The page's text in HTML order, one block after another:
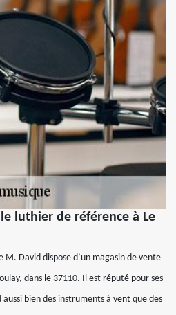
luthier de référence à Le
David dispose d’un magasin de vente
dans le 37110. Il est réputé pour ses
bien des instruments à vent que des